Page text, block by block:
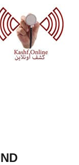
Skip
content